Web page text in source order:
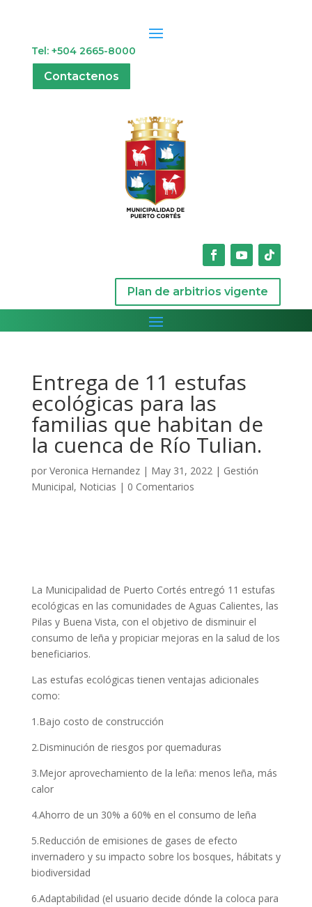
Tel: +504 2665-8000
Contactenos
Plan de arbitrios vigente
Entrega de 11 estufas
ecológicas para las
familias que habitan de
la cuenca de Río Tulian.
por Veronica Hernandez| May 31, 2022| Gestión
Municipal, Noticias | 0 Comentarios
La Municipalidad de Puerto Cortés entregó 11 estufas
ecológicas en las comunidades de Aguas Calientes, las
Pilas y Buena Vista, con el objetivo de disminuir el
consumo de leña y propiciar mejoras en la salud de los
beneficiarios.
Las estufas ecológicas tienen ventajas adicionales
como:
1.Bajo costo de construcción
2.Disminución de riesgos por quemaduras
3.Mejor aprovechamiento de la leña: menos leña, más
calor
4.Ahorro de un 30% a 60% en el consumo de leña
5.Reducción de emisiones de gases de efecto
invernadero y su impacto sobre los bosques, hábitats y
biodiversidad
6.Adaptabilidad (el usuario decide dónde la coloca para